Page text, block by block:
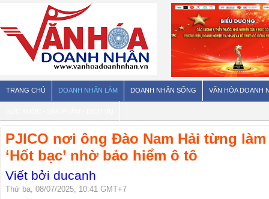
TRANG CHỦ DOANH NHÂN LÀM DOANH NHÂN SỐNG VĂN HÓA DOANH
PJICO nơi ông Đào Nam Hải từng
‘Hốt bạc’ nhờ bảo hiểm ô tô
Viết bởi ducanh
Thứ ba, 08/07/2025, 10:41 GMT+7